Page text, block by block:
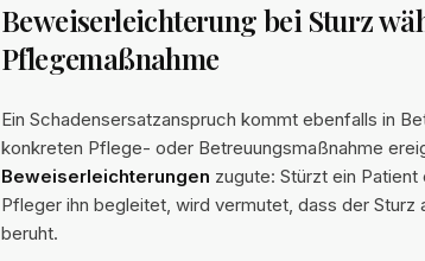
Beweiserleichterung bei Sturz
Pflegemaßnahme
Ein Schadensersatzanspruch kommt ebenfalls in
konkreten Pflege- oder Betreuungsmaßnahme
Beweiserleichterungen zugute: Stürzt ein
Pfleger ihn begleitet, wird vermutet, dass der
beruht.